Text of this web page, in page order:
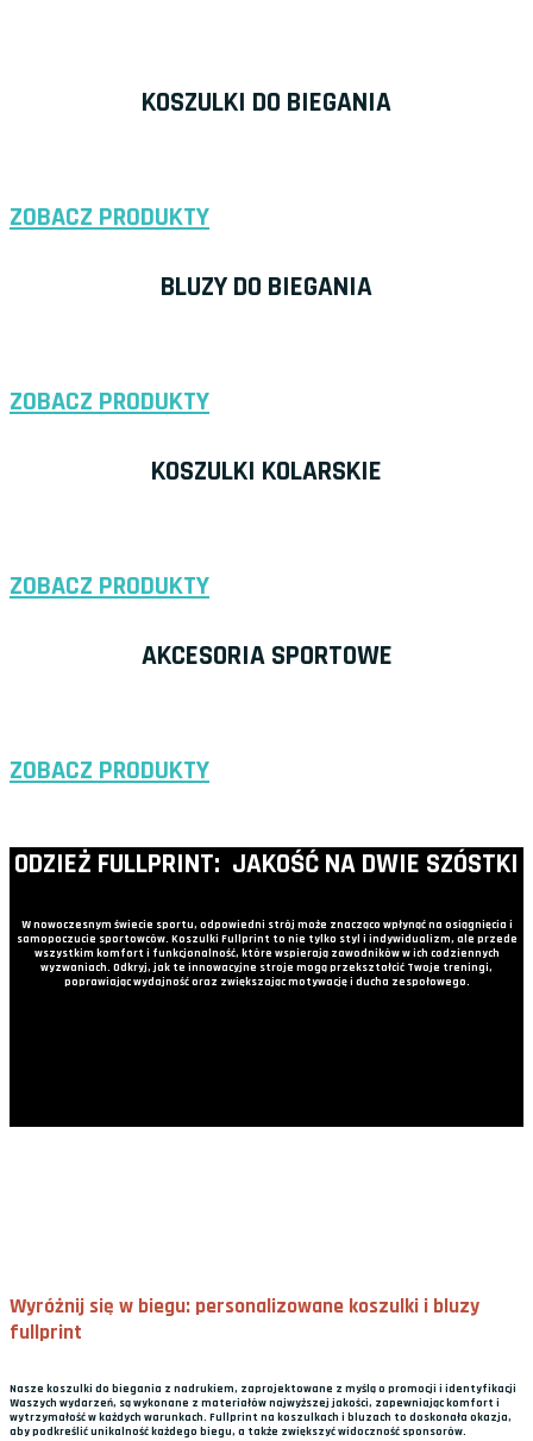
KOSZULKI DO BIEGANIA
ZOBACZ PRODUKTY
BLUZY DO BIEGANIA
ZOBACZ PRODUKTY
KOSZULKI KOLARSKIE
ZOBACZ PRODUKTY
AKCESORIA SPORTOWE
ZOBACZ PRODUKTY
ODZIEŻ FULLPRINT: JAKOŚĆ NA DWIE SZÓSTKI
W nowoczesnym świecie sportu, odpowiedni strój może znacząco wpłynąć na osiągnięcia i
samopoczucie sportowców. Koszulki Fullprint to nie tylko styl i indywidualizm, ale przede
wszystkim komfort i funkcjonalność, które wspierają zawodników w ich codziennych
wyzwaniach. Odkryj, jak te innowacyjne stroje mogą przekształcić Twoje treningi,
poprawiając wydajność oraz zwiększając motywację i ducha zespołowego.
Wyróżnij się w biegu: personalizowane koszulki i bluzy
fullprint
Nasze koszulki do biegania z nadrukiem, zaprojektowane z myślą o promocji i identyfikacji
Waszych wydarzeń, są wykonane z materiałów najwyższej jakości, zapewniając komfort i
wytrzymałość w każdych warunkach. Fullprint na koszulkach i bluzach to doskonała okazja,
aby podkreślić unikalność każdego biegu, a także zwiększyć widoczność sponsorów.